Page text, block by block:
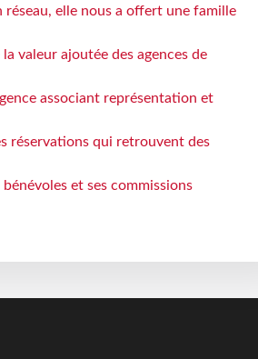
elle nous a offert une famille
valeur ajoutée des agences de
associant représentation et
réservations qui retrouvent des
et ses commissions